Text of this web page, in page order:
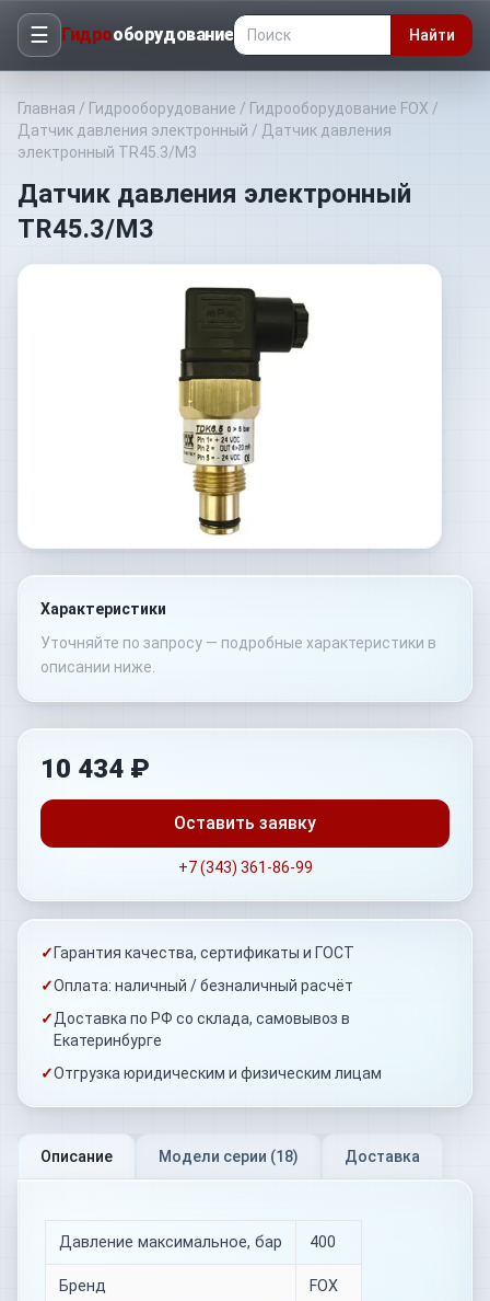
☰ Гидрооборудование Найти
Главная / Гидрооборудование / Гидрооборудование FOX /
Датчик давления электронный / Датчик давления
электронный TR45.3/M3
Датчик давления электронный
TR45.3/M3
Характеристики
Уточняйте по запросу — подробные характеристики в
описании ниже.
10 434 ₽
Оставить заявку
+7 (343) 361-86-99
✓ Гарантия качества, сертификаты и ГОСТ
✓Оплата: наличный / безналичный расчёт
✓Доставка по РФ со склада, самовывоз в
Екатеринбурге
✓Отгрузка юридическим и физическим лицам
Описание Модели серии (18) Доставка
Давление максимальное, бар 400
Бренд FOX